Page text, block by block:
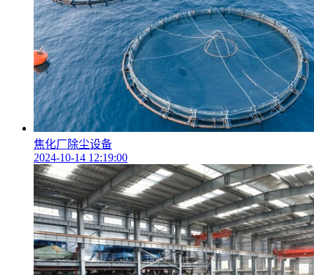
焦化厂除尘设备
2024-10-14 12:19:00